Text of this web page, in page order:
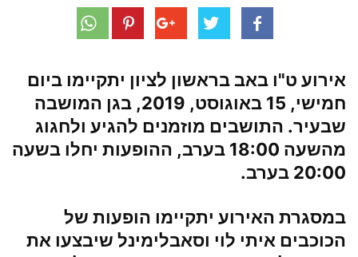
אירוע ט"ו באב בראשון לציון יתקיימו ביום
חמישי, 15 באוגוסט, 2019, בגן המושבה
שבעיר. התושבים מוזמנים להגיע ולחגוג
מהשעה 18:00 בערב, ההופעות יחלו בשעה
20:00 בערב.
במסגרת האירוע יתקיימו הופעות של
הכוכבים איתי לוי וסאבלימינל שיבצעו את